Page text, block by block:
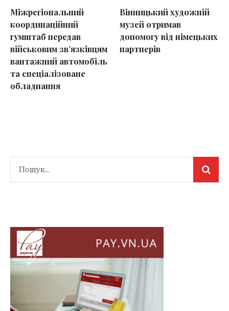
Міжрегіональний
координаційний
гумштаб передав
військовим зв’язківцям
вантажний автомобіль
та спеціалізоване
обладнання
Вінницький художній
музей отримав
допомогу від німецьких
партнерів